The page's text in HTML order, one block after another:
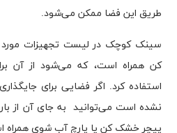
طریق این فضا ممکن می‌شود.
سینک کوچک در لیست تجهیزات مورد
کن همراه است، که می‌شود از آن
استفاده کرد. اگر فضایی برای
نشده است می‌توانید به جای آن از
پیچر خشک کن یا پارچ آب شوی همراه